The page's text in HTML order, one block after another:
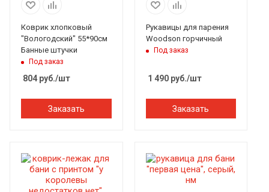
Коврик хлопковый
"Вологодский" 55*90см
Банные штучки
Под заказ
804 руб./шт
Заказать
Рукавицы для парения
Woodson горчичный
Под заказ
1 490руб./шт
Заказать